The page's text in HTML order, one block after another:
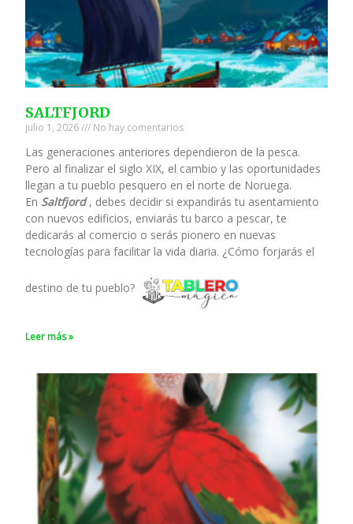
SALTFJORD
julio 1, 2026 No hay comentarios
Las generaciones anteriores dependieron de la pesca.
Pero al finalizar el siglo XIX, el cambio y las oportunidades
llegan a tu pueblo pesquero en el norte de Noruega.
En Saltfjord, debes decidir si expandirás tu asentamiento
con nuevos edificios, enviarás tu barco a pescar, te
dedicarás al comercio o serás pionero en nuevas
tecnologías para facilitar la vida diaria. ¿Cómo forjarás el
destino de tu pueblo?
Leer más »